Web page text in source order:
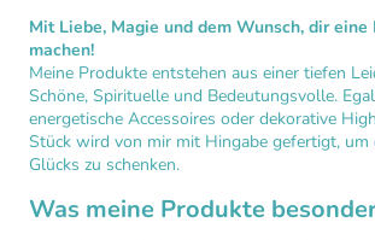
Mit Liebe, Magie und dem Wunsch, dir eine
machen!
Meine Produkte entstehen aus einer tiefen
Schöne, Spirituelle und Bedeutungsvolle.
energetische Accessoires oder dekorative
Stück wird von mir mit Hingabe gefertigt, um
Glücks zu schenken.
Was meine Produkte